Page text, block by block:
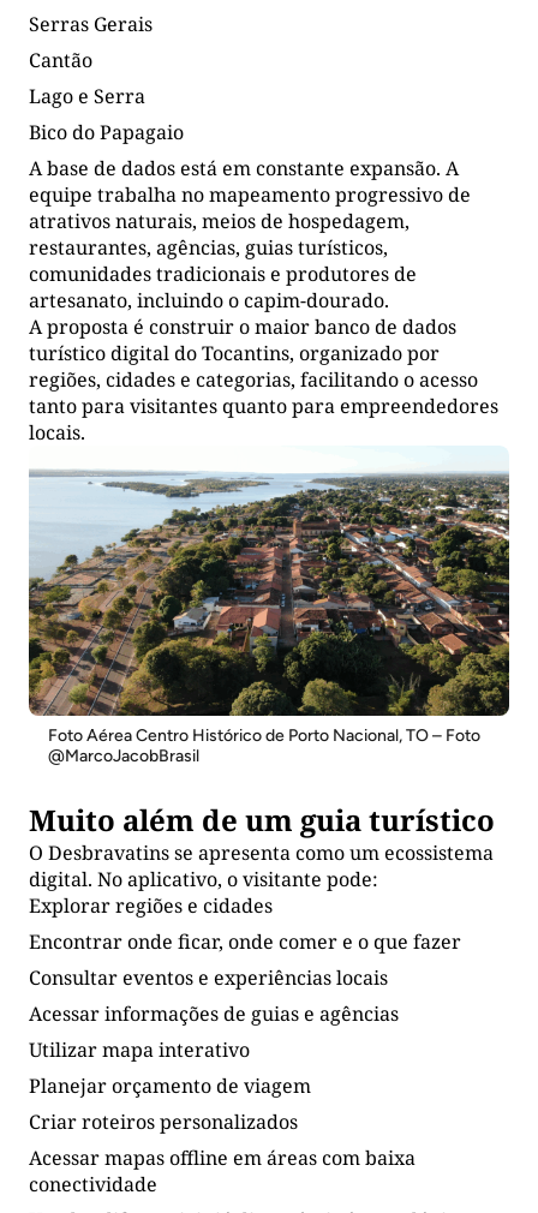
Serras Gerais
Cantão
Lago e Serra
Bico do Papagaio
A base de dados está em constante expansão. A
equipe trabalha no mapeamento progressivo de
atrativos naturais, meios de hospedagem,
restaurantes, agências, guias turísticos,
comunidades tradicionais e produtores de
artesanato, incluindo o capim-dourado.
A proposta é construir o maior banco de dados
turístico digital do Tocantins, organizado por
regiões, cidades e categorias, facilitando o acesso
tanto para visitantes quanto para empreendedores
locais.
Foto Aérea Centro Histórico de Porto Nacional, TO – Foto
@MarcoJacobBrasil
Muito além de um guia turístico
O Desbravatins se apresenta como um ecossistema
digital. No aplicativo, o visitante pode:
Explorar regiões e cidades
Encontrar onde ficar, onde comer e o que fazer
Consultar eventos e experiências locais
Acessar informações de guias e agências
Utilizar mapa interativo
Planejar orçamento de viagem
Criar roteiros personalizados
Acessar mapas offline em áreas com baixa
conectividade